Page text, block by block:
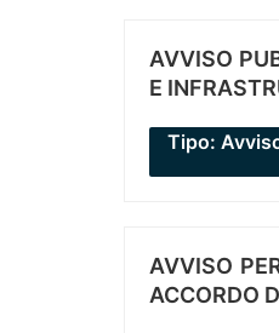
AVVISO
E
Tipo:
AVVISO
ACCORDO